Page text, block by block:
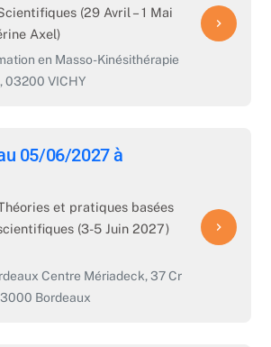
(29 Avril – 1 Mai
Axel)
en Masso-Kinésithérapie
03200 VICHY
navigate_next
05/06/2027 à
et pratiques basées
(3-5 Juin 2027)
Centre Mériadeck, 37 Cr
Bordeaux
navigate_next